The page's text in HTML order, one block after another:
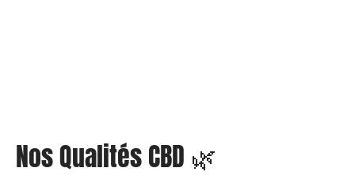
Nos Qualités CBD 🌿